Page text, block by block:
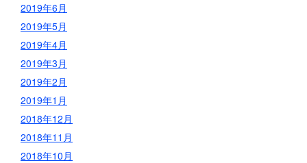
2019年6月
2019年5月
2019年4月
2019年3月
2019年2月
2019年1月
2018年12月
2018年11月
2018年10月